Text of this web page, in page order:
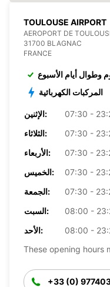
TOULOUSE AIRPORT
AEROPORT DE
31700 BLAGNAC
FRANCE
وطوال أيام الأسبوع
المركبات الكهربائية
الإثنين:
07:30 -
الثلاثاء:
07:30 -
الأربعاء:
07:30 -
الخميس:
07:30 -
الجمعة:
07:30 -
السبت:
08:00 -
الأحد:
08:00 -
These opening hours
+33 (0)